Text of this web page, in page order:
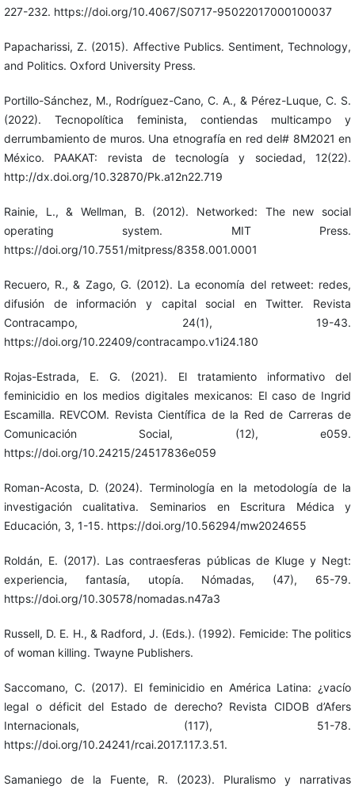
227-232. https://doi.org/10.4067/S0717-95022017000100037
Papacharissi, Z. (2015). Affective Publics. Sentiment, Technology,
and Politics. Oxford University Press.
Portillo-Sánchez, M., Rodríguez-Cano, C. A., & Pérez-Luque, C. S.
(2022). Tecnopolítica feminista, contiendas multicampo y
derrumbamiento de muros. Una etnografía en red del# 8M2021 en
México. PAAKAT: revista de tecnología y sociedad, 12(22).
http://dx.doi.org/10.32870/Pk.a12n22.719
Rainie, L., & Wellman, B. (2012). Networked: The new social
operating system. MIT Press.
https://doi.org/10.7551/mitpress/8358.001.0001
Recuero, R., & Zago, G. (2012). La economía del retweet: redes,
difusión de información y capital social en Twitter. Revista
Contracampo, 24(1), 19-43.
https://doi.org/10.22409/contracampo.v1i24.180
Rojas-Estrada, E. G. (2021). El tratamiento informativo del
feminicidio en los medios digitales mexicanos: El caso de Ingrid
Escamilla. REVCOM. Revista Científica de la Red de Carreras de
Comunicación Social, (12), e059.
https://doi.org/10.24215/24517836e059
Roman-Acosta, D. (2024). Terminología en la metodología de la
investigación cualitativa. Seminarios en Escritura Médica y
Educación, 3, 1-15. https://doi.org/10.56294/mw2024655
Roldán, E. (2017). Las contraesferas públicas de Kluge y Negt:
experiencia, fantasía, utopía. Nómadas, (47), 65-79.
https://doi.org/10.30578/nomadas.n47a3
Russell, D. E. H., & Radford, J. (Eds.). (1992). Femicide: The politics
of woman killing. Twayne Publishers.
Saccomano, C. (2017). El feminicidio en América Latina: ¿vacío
legal o déficit del Estado de derecho? Revista CIDOB d’Afers
Internacionals, (117), 51-78.
https://doi.org/10.24241/rcai.2017.117.3.51.
Samaniego de la Fuente, R. (2023). Pluralismo y narrativas